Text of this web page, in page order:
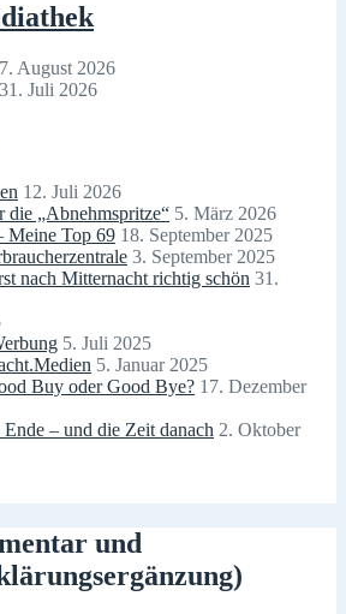
7. August 2026
31. Juli 2026
12. Juli 2026
die „Abnehmspritze“ 5. März 2026
Meine Top 69 18. September 2025
3. September 2025
nach Mitternacht richtig schön 31.
5. Juli 2025
5. Januar 2025
Buy oder Good Bye? 17. Dezember
– und die Zeit danach 2. Oktober
und